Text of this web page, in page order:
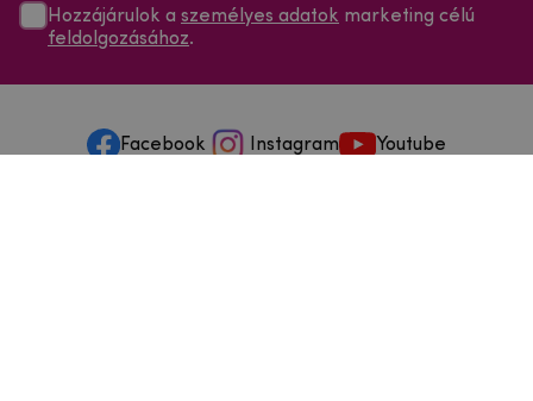
Hozzájárulok a személyes adatok marketing célú
feldolgozásához.
Facebook Instagram Youtube